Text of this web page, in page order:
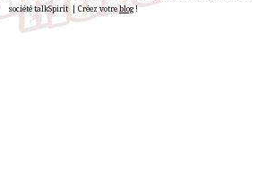
société talkSpirit | Créez votreblog!